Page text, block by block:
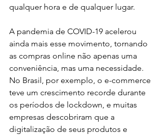
qualquer hora e de qualquer lugar.
A pandemia de COVID-19 acelerou
ainda mais esse movimento, tornando
as compras online não apenas uma
conveniência, mas uma necessidade.
No Brasil, por exemplo, o e-commerce
teve um crescimento recorde durante
os períodos de lockdown, e muitas
empresas descobriram que a
digitalização de seus produtos e